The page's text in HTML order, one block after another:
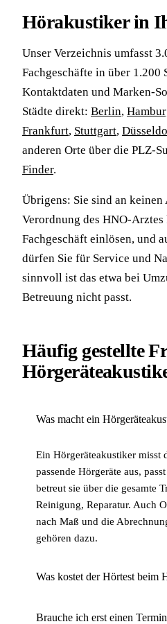
Hörakustiker in
Unser Verzeichnis umfasst
Fachgeschäfte in über 1.200
Kontaktdaten und Marken-
Städte direkt: Berlin,
Frankfurt, Stuttgart,
anderen Orte über die PLZ-
Finder.
Übrigens: Sie sind an
Verordnung des HNO-
Fachgeschäft einlösen, und
dürfen Sie für Service und
sinnvoll ist das etwa bei
Betreuung nicht passt.
Häufig gestellte
Was macht ein
Ein Hörgeräteakustiker misst
passende Hörgeräte aus,
betreut sie über die gesamte
Reinigung, Reparatur. Auch
nach Maß und die
gehören dazu.
Was kostet der Hörtest beim
Brauche ich erst einen